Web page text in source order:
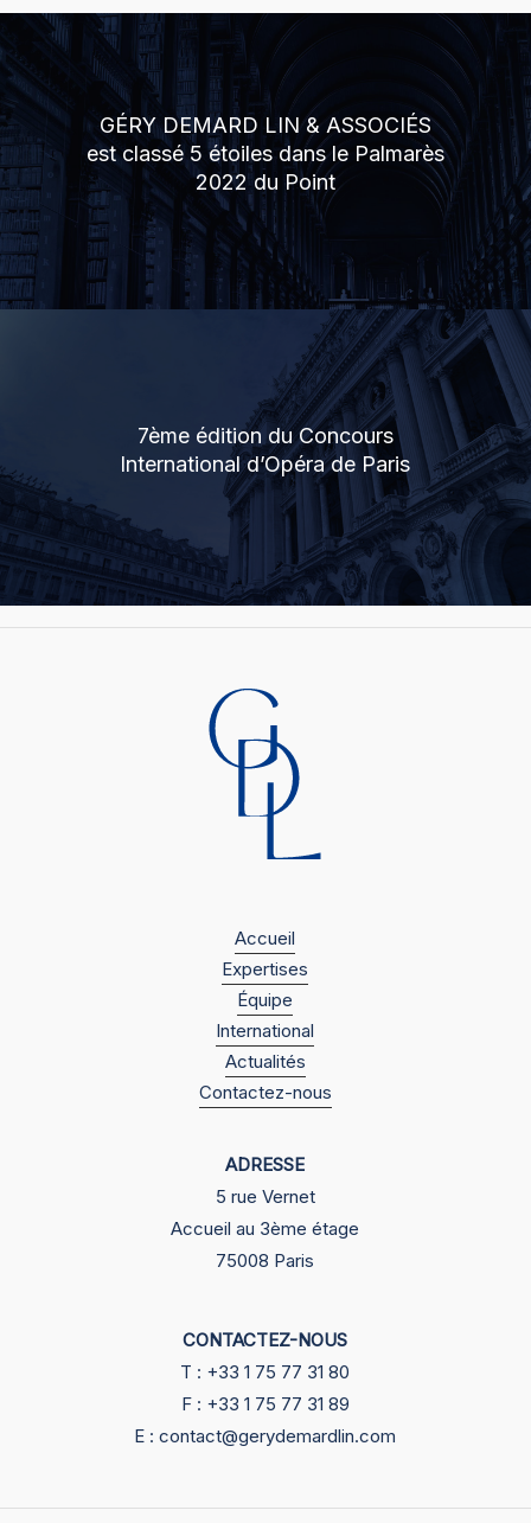
GÉRY DEMARD LIN & ASSOCIÉS
est classé 5 étoiles dans le Palmarès
2022 du Point
7ème édition du Concours
International d’Opéra de Paris
Accueil
Expertises
Équipe
International
Actualités
Contactez-nous
ADRESSE
5 rue Vernet
Accueil au 3ème étage
75008 Paris
CONTACTEZ-NOUS
T : +33 1 75 77 31 80
F : +33 1 75 77 31 89
E : contact@gerydemardlin.com